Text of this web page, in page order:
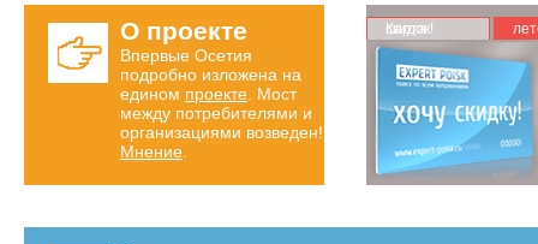
О проекте
Впервые Осетия
подробно изложена на
едином проекте . Мост
между потребителями и
организациями возведен!
Мнение
Карта скидок!